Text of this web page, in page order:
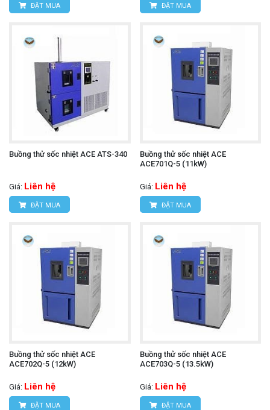
ĐẶT MUA ĐẶT MUA
Buồng thử sốc nhiệt ACE ATS-340
Giá: Liên hệ
ĐẶT MUA
Buồng thử sốc nhiệt ACE
ACE701Q-5 (11kW)
Giá: Liên hệ
ĐẶT MUA
Buồng thử sốc nhiệt ACE
ACE702Q-5 (12kW)
Giá: Liên hệ
ĐẶT MUA
Buồng thử sốc nhiệt ACE
ACE703Q-5 (13.5kW)
Giá: Liên hệ
ĐẶT MUA